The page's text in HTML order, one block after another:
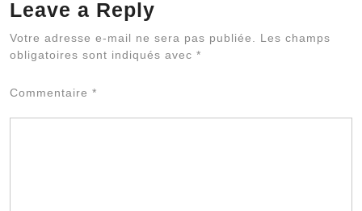
Leave a Reply
Votre adresse e-mail ne sera pas publiée.
Les champs
obligatoires sont indiqués avec *
Commentaire *